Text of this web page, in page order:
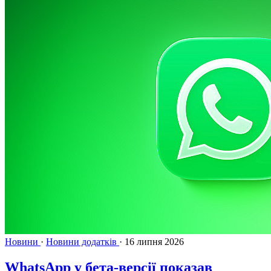
Новини · Новини додатків · 16 липня 2026
WhatsApp у бета-версії показав